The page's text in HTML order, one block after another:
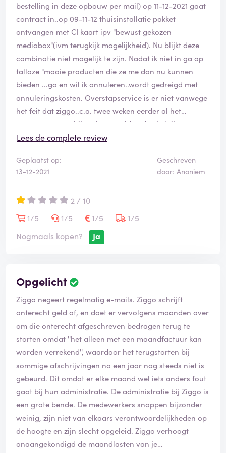
mediabox in de hoop ik alsnog ervoor kies...
inmiddels elders nieuw abonnement afgesloten..echter
vanwege verwerkingsduur en 14dgn bedenktijd....
tv loos en internetloos de feestdagen in... dankzij het
"klantvriendelijk" handelen van Ziggo.
bestelling in deze opbouw per mail) op 11-12-2021 gaat
contract in..op 09-11-12 thuisinstallatie pakket
ontvangen met CI kaart ipv "bewust gekozen
mediabox"(ivm terugkijk mogelijkheid). Nu blijkt deze
combinatie niet mogelijk te zijn. Nadat ik niet in ga op
talloze "mooie producten die ze me dan nu kunnen
bieden ...ga en wil ik annuleren..wordt gedreigd met
annuleringskosten. Overstapservice is er niet vanwege
het feit dat ziggo..c.a. twee weken eerder al het
contract opzegt bij vorige provider..dus je krijgt een
niet overeen gekomen product geleverd..welk ik niet ga
provider heb ook geen twee weken
overbruggingsperiode (installatie tijd). Je zit dus
gewoon weg uit het niets ..zonder TV...tenzij je toch
maar het niet bestelde pakket installeert...laat u niet
vangen voor deze malafide praktijken..uiteindelijk na
5x bellen met een totaal duur van c.a. 1,5 uur (waarvan
3x na wachttijd van 15minuten contact verbroken
de twee weken overbruggingsperiode die er normaal is
kunnen ze niet herstellen... geen tv dus...fijn zo voor het
F1 weekend...... 13-12-2021..bericht van dhl..er is een
pakketje van Ziggo onderweg..?? waarom...contract is
beëindigd..maar ze versturen toch maar ff de
mediabox in de hoop ik alsnog ervoor kies...
inmiddels elders nieuw abonnement afgesloten..echter
vanwege verwerkingsduur en 14dgn bedenktijd....
tv loos en internetloos de feestdagen in... dankzij het
"klantvriendelijk" handelen van Ziggo.
Lees de complete review
Geplaatst op:
13-12-2021
Geschreven
door: Anoniem
2 / 10
1/5
1/5 1/5
1/5
Nogmaals kopen?
Ja
Opgelicht
Ziggo negeert regelmatig e-mails. Ziggo schrijft
onterecht geld af, en doet er vervolgens maanden over
om die onterecht afgeschreven bedragen terug te
storten omdat ''het alleen met een maandfactuur kan
worden verrekend'', waardoor het terugstorten bij
sommige afschrijvingen na een jaar nog steeds niet is
gebeurd. Dit omdat er elke maand wel iets anders fout
gaat bij hun administratie. De administratie bij Ziggo is
een grote bende. De medewerkers snappen bijzonder
weinig, zijn niet van elkaars verantwoordelijkheden op
de hoogte en zijn slecht opgeleid. Ziggo verhoogt
onaangekondigd de maandlasten van je